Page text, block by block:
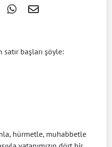
satır başları şöyle:
hürmetle, muhabbetle